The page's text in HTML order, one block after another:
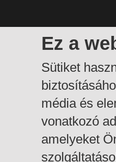
Ez a
Sütiket
média és
vonatkozó
amelyeket